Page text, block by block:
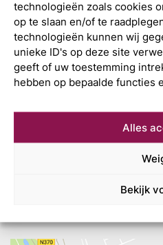
technologieën zoals cookies
op te slaan en/of te
technologieën kunnen wij
unieke ID's op deze site
geeft of uw toestemming
hebben op bepaalde functies
Alles
Bekijk